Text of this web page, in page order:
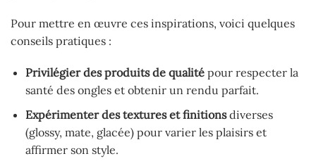
Pour mettre en œuvre ces inspirations, voici quelques
conseils pratiques :
Privilégier des produits de qualitépour respecter la
santé des ongles et obtenir un rendu parfait.
Expérimenter des textures et finitionsdiverses
(glossy, mate, glacée) pour varier les plaisirs et
affirmer son style.